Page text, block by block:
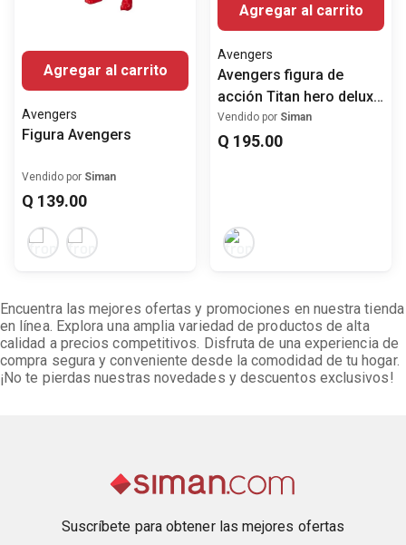
Agregar al carrito
Avengers
Figura Avengers
Vendido por Siman
Q 139.00
Agregar al carrito
Avengers
Avengers figura de
acción Titan hero deluxe
Hulk
Vendido por Siman
Q 195.00
Encuentra las mejores ofertas y promociones en nuestra tienda
en línea. Explora una amplia variedad de productos de alta
calidad a precios competitivos. Disfruta de una experiencia de
compra segura y conveniente desde la comodidad de tu hogar.
¡No te pierdas nuestras novedades y descuentos exclusivos!
Suscríbete para obtener las mejores ofertas